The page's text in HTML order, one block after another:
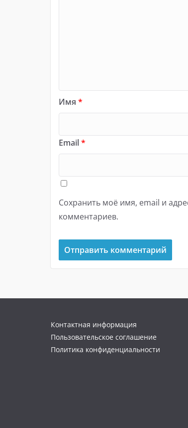
Имя *
Email*
Сохранить моё имя, email и
комментариев.
Контактная информация
Пользовательское соглашение
Политика конфиденциальности